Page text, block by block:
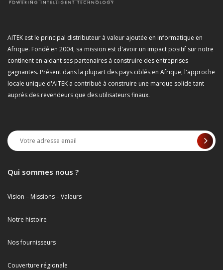
AITEK est le principal distributeur à valeur ajoutée en informatique en
Afrique. Fondé en 2004, sa mission est d'avoir un impact positif sur notre
continent en aidant ses partenaires à construire des entreprises
gagnantes. Présent dans la plupart des pays ciblés en Afrique, l'approche
locale unique d'AITEK a contribué à construire une marque solide tant
auprès des revendeurs que des utilisateurs finaux.
Qui sommes nous ?
Vision – Missions – Valeurs
Notre histoire
Nos fournisseurs
Couverture régionale